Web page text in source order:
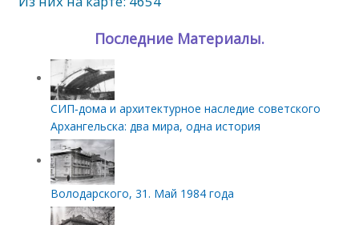
Последние Материалы.
СИП‑дома и архитектурное наследие советского
Архангельска: два мира, одна история
Володарского, 31. Май 1984 года